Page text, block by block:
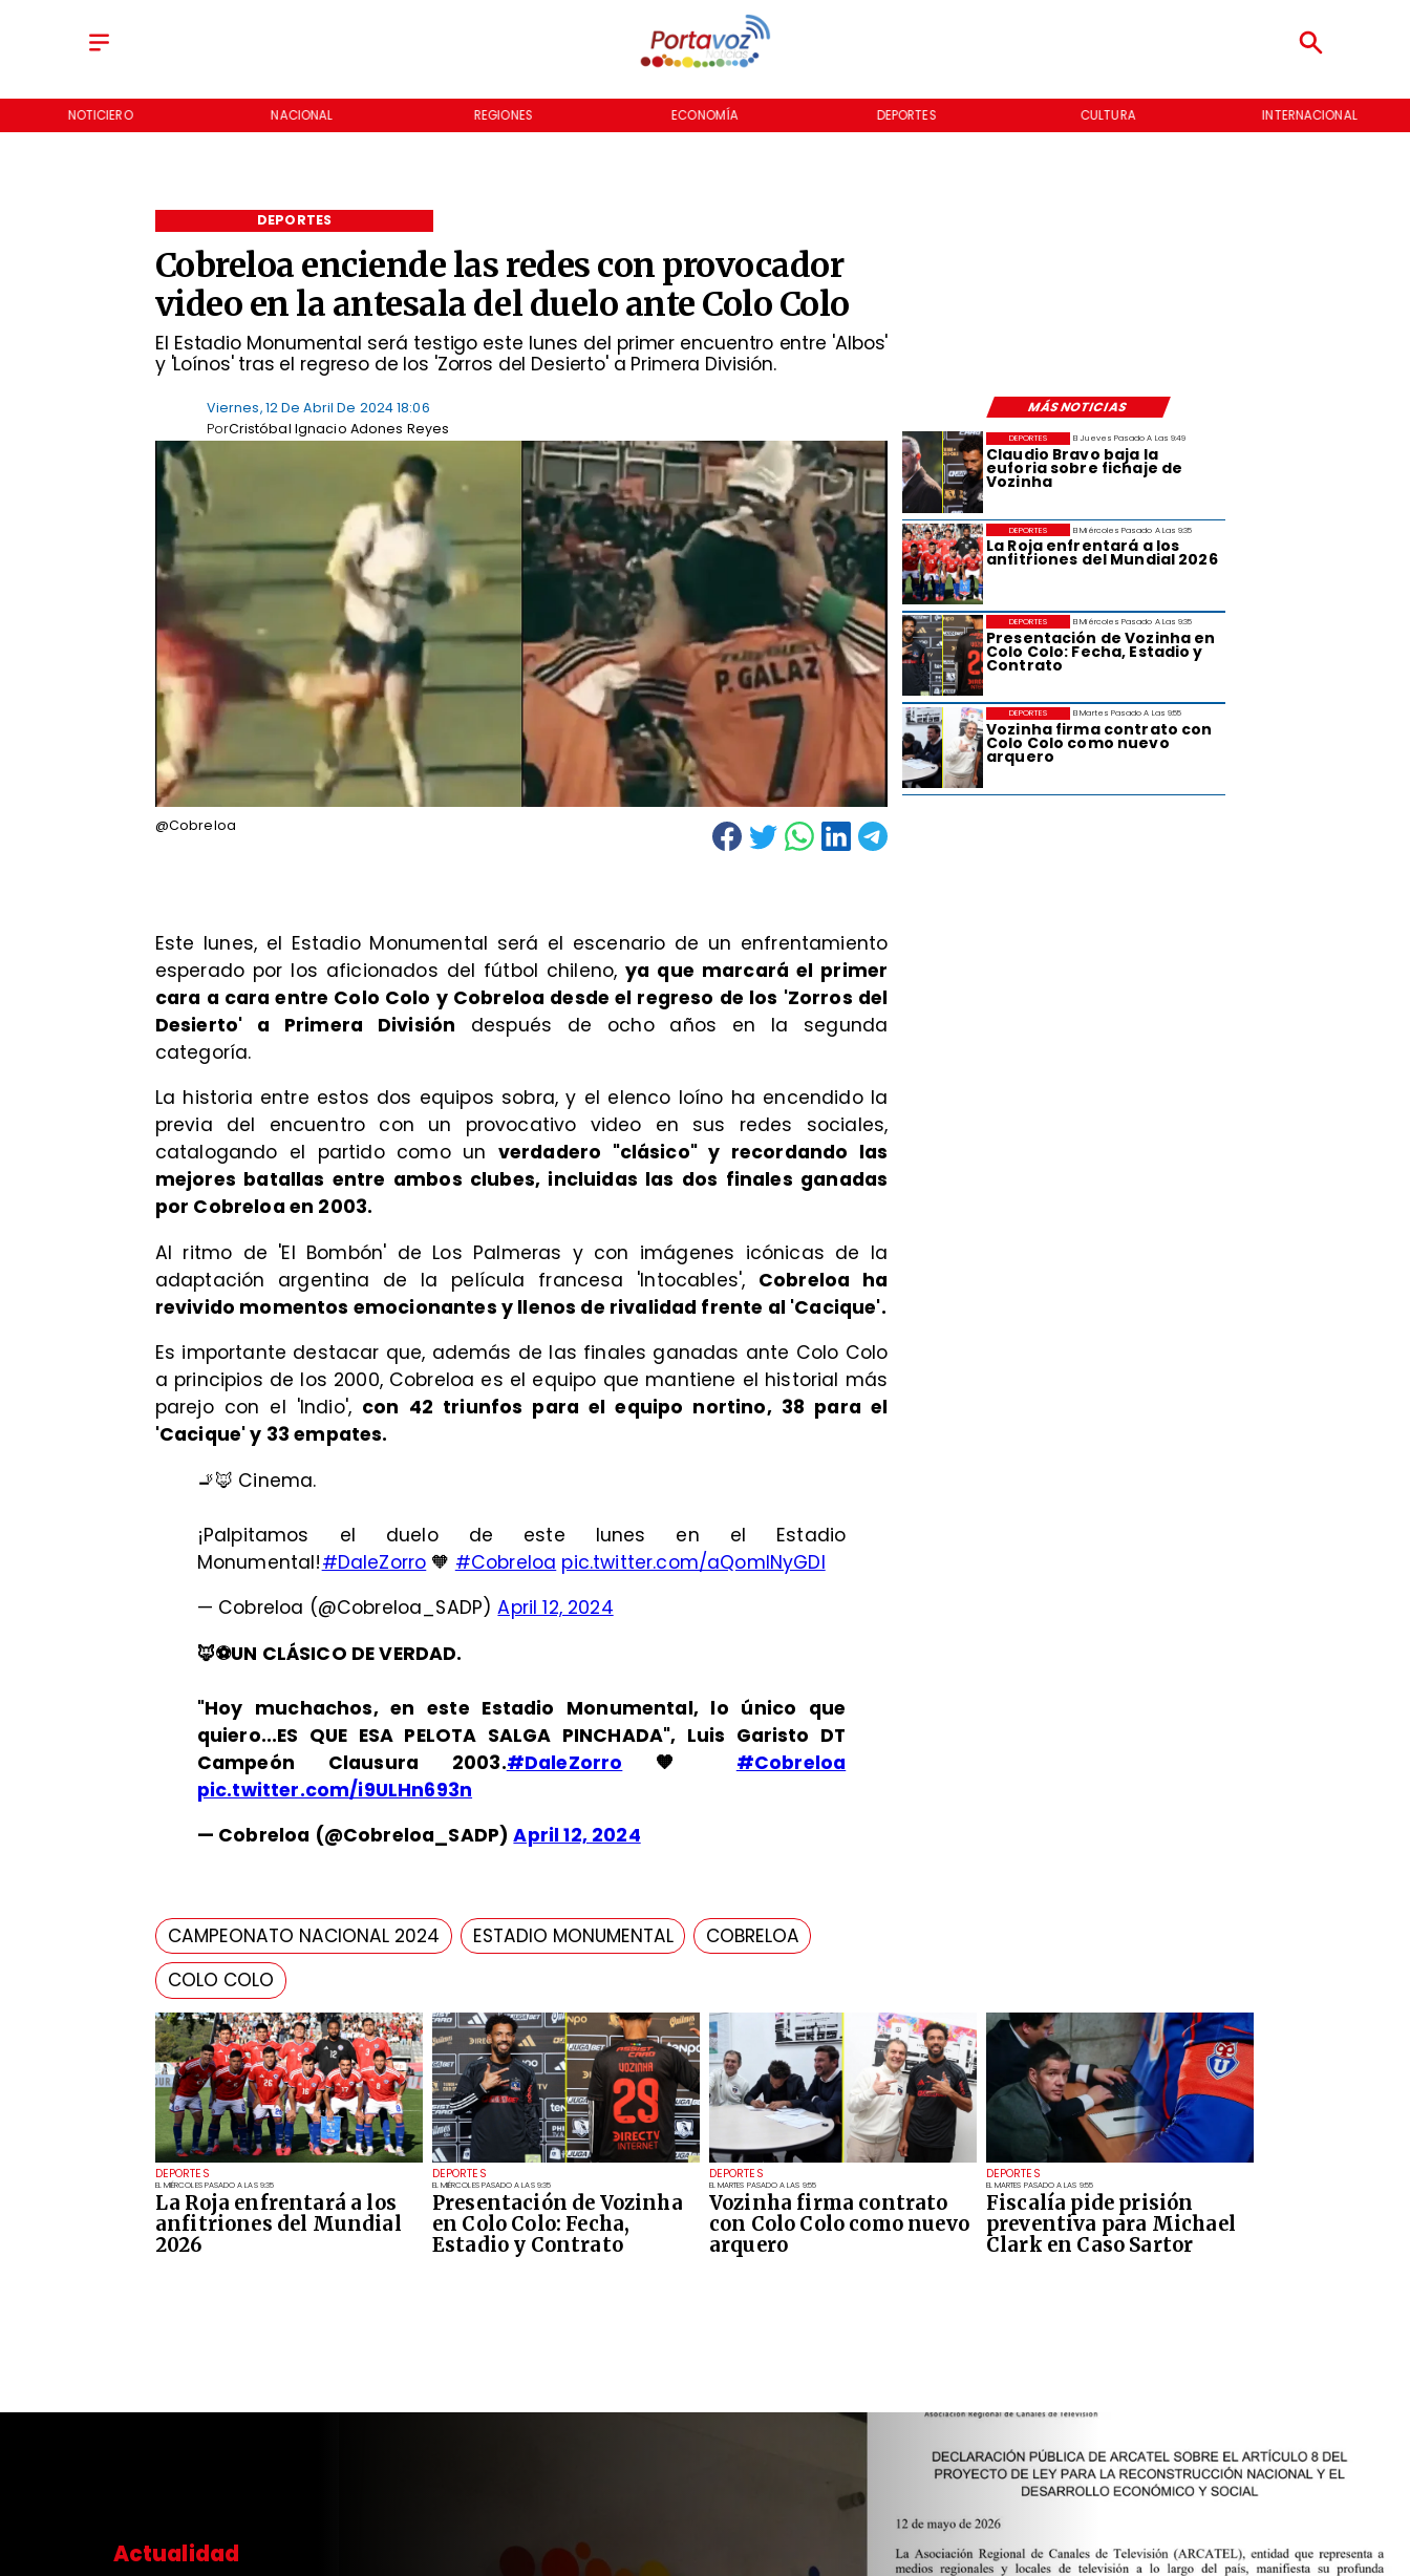
NOTICIERO NACIONAL REGIONES ECONOMÍA DEPORTES CULTURA INTERNACIONAL
Cobreloa enciende las redes con provocador
video en la antesala del duelo ante Colo Colo
​El Estadio Monumental será testigo este lunes del primer encuentro entre 'Albos'
y 'Loínos' tras el regreso de los 'Zorros del Desierto' a Primera División.
DEPORTES
MÁS NOTICIAS
Viernes, 12 De Abril De 2024 18:06
Cristóbal Ignacio Adones Reyes
Por
@Cobreloa
DEPORTES
EL MIÉRCOLES PASADO A LAS 9:35
La Roja enfrentará a los
anfitriones del Mundial
2026
DEPORTES
EL MIÉRCOLES PASADO A LAS 9:35
Presentación de Vozinha
en Colo Colo: Fecha,
Estadio y Contrato
DEPORTES
EL MARTES PASADO A LAS 9:55
Vozinha firma contrato
con Colo Colo como nuevo
arquero
DEPORTES
EL MARTES PASADO A LAS 9:55
Fiscalía pide prisión
preventiva para Michael
Clark en Caso Sartor
El Jueves Pasado A Las 9:49
Claudio Bravo baja la
euforia sobre fichaje de
Vozinha
DEPORTES
El Miércoles Pasado A Las 9:35
La Roja enfrentará a los
anfitriones del Mundial 2026
DEPORTES
El Miércoles Pasado A Las 9:35
Presentación de Vozinha en
Colo Colo: Fecha, Estadio y
Contrato
DEPORTES
El Martes Pasado A Las 9:55
Vozinha firma contrato con
Colo Colo como nuevo
arquero
DEPORTES
​Este lunes, el Estadio Monumental será el escenario de un enfrentamiento
esperado por los aficionados del fútbol chileno,ya que marcará el primer
cara a cara entre Colo Colo y Cobreloa desde el regreso de los 'Zorros del
Desierto' a Primera División después de ocho años en la segunda
categoría.
​La historia entre estos dos equipos sobra, y el elenco loíno ha encendido la
previa del encuentro con un provocativo video en sus redes sociales,
catalogando el partido como un verdadero "clásico" y recordando las
mejores batallas entre ambos clubes, incluidas las dos finales ganadas
por Cobreloa en 2003.
Al ritmo de 'El Bombón' de Los Palmeras y con imágenes icónicas de la
adaptación argentina de la película francesa 'Intocables', Cobreloa ha
revivido momentos emocionantes y llenos de rivalidad frente al 'Cacique'.
Es importante destacar que, además de las finales ganadas ante Colo Colo
a principios de los 2000, Cobreloa es el equipo que mantiene el historial más
parejo con el 'Indio', con 42 triunfos para el equipo nortino, 38 para el
'Cacique' y 33 empates.
🚬🦊 Cinema.
¡Palpitamos el duelo de este lunes en el Estadio
Monumental!#DaleZorro 🧡 #Cobreloa pic.twitter.com/aQomINyGDI
— Cobreloa (@Cobreloa_SADP)April 12, 2024
🦊⚽️UN CLÁSICO DE VERDAD.
"Hoy muchachos, en este Estadio Monumental, lo único que
quiero...ES QUE ESA PELOTA SALGA PINCHADA", Luis Garisto DT
Campeón Clausura 2003.#DaleZorro 🧡 #Cobreloa
pic.twitter.com/i9ULHn693n
— Cobreloa (@Cobreloa_SADP)April 12, 2024
CAMPEONATO NACIONAL 2024 ESTADIO MONUMENTAL
COBRELOA
COLO COLO
Actualidad